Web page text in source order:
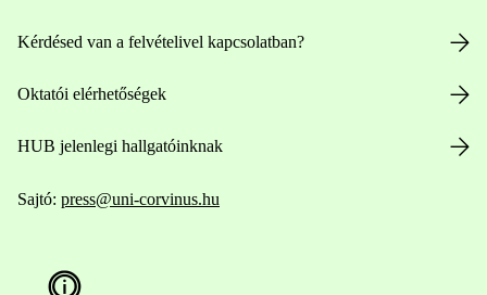
Kérdésed van a felvételivel kapcsolatban?
Oktatói elérhetőségek
HUB jelenlegi hallgatóinknak
Sajtó: press@uni-corvinus.hu